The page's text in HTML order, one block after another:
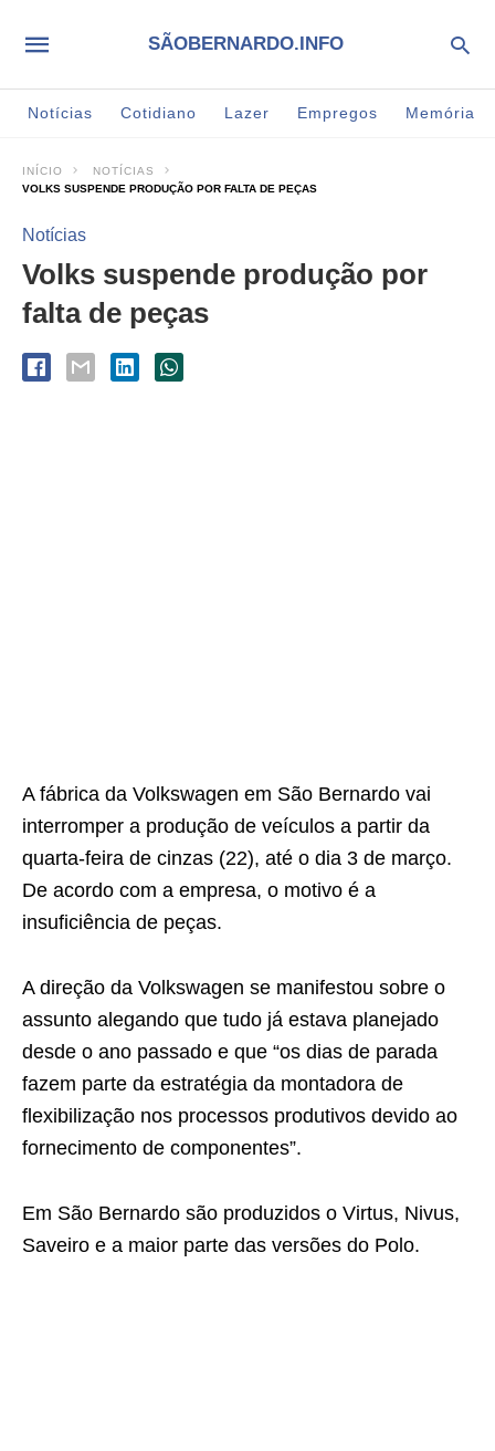
SÃOBERNARDO.INFO
Notícias Cotidiano Lazer Empregos Memória
INÍCIO
NOTÍCIAS
VOLKS SUSPENDE PRODUÇÃO POR FALTA DE PEÇAS
Notícias
Volks suspende produção por
falta de peças
A fábrica da Volkswagen em São Bernardo vai
interromper a produção de veículos a partir da
quarta-feira de cinzas (22), até o dia 3 de março.
De acordo com a empresa, o motivo é a
insuficiência de peças.
A direção da Volkswagen se manifestou sobre o
assunto alegando que tudo já estava planejado
desde o ano passado e que “os dias de parada
fazem parte da estratégia da montadora de
flexibilização nos processos produtivos devido ao
fornecimento de componentes”.
Em São Bernardo são produzidos o Virtus, Nivus,
Saveiro e a maior parte das versões do Polo.